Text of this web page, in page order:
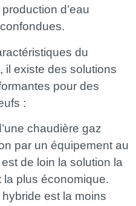
d’eau
du
il existe des solutions
pour des
:
chaudière gaz
par un équipement au
de loin la solution la
plus économique.
est la moins